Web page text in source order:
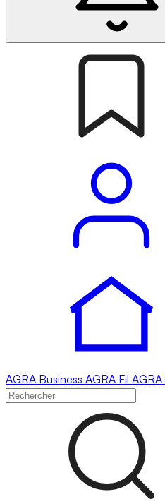
AGRA Business AGRA Fil AGRA